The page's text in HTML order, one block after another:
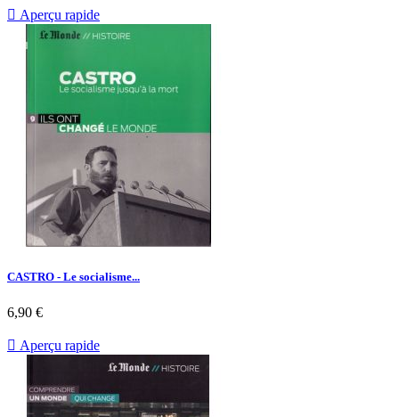
 Aperçu rapide
CASTRO - Le socialisme...
Prix
6,90 €
 Aperçu rapide